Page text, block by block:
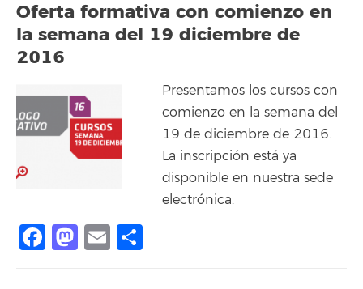
Oferta formativa con comienzo en
la semana del 19 diciembre de
2016
Presentamos los cursos con
comienzo en la semana del
19 de diciembre de 2016.
La inscripción está ya
disponible en nuestra sede
electrónica.
Facebook
Mastodon
Email